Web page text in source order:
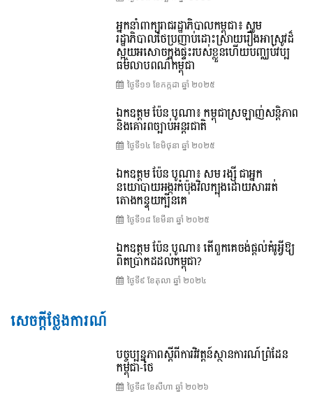
អ្នកនាំពាក្យរាជរដ្ឋាភិបាលកម្ពុជា៖ សូម
រដ្ឋាភិបាលថៃប្រញាប់ដោះស្រាយរឿងអាស្រូវដ៏
ស្អុយអសោចក្នុងផ្ទះរបស់ខ្លួនហើយបញ្ឈប់វប្ប
ធម៌លាបពណ៌កម្ពុជា
ថ្ងៃទី១១ ខែ​កក្កដា ឆ្នាំ ២០២៥
ឯកឧត្តម ប៉ែន បូណា៖ កម្ពុជាស្រឡាញ់សន្តិភាព
និងគោរពច្បាប់អន្តរជាតិ
ថ្ងៃទី១៤ ខែ​មិថុនា ឆ្នាំ ២០២៥
ឯកឧត្តម ប៉ែន បូណា៖ សម រង្ស៊ី ជាអ្នក
នយោបាយអង្ករកំប៉ុងវិលក្បុងដោយសាររត់
តោងកន្ទុយក្បិនគេ
ថ្ងៃទី១៨ ខែ​មីនា ឆ្នាំ ២០២៥
ឯកឧត្តម ប៉ែន បូណា៖ តើពួកគេចង់ផ្តល់គំរូអ្វីឱ្យ
ពិតប្រាកដដល់កម្ពុជា?
ថ្ងៃទី៩ ខែ​តុលា ឆ្នាំ ២០២៤
សេចក្តីថ្លែងការណ៍
បច្ចុប្បន្នភាពស្ដីពីការវិវត្តន៍ស្ថានការណ៍ព្រំដែន
កម្ពុជា-ថៃ
ថ្ងៃទី៨ ខែ​សីហា ឆ្នាំ ២០២៦